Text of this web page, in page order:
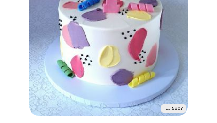
id: 6807